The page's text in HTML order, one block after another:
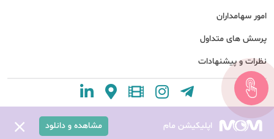
امور سهامداران
پرسش های متداول
نظرات و پیشنهادات
اپلیکیشن مام مشاهده و دانلود